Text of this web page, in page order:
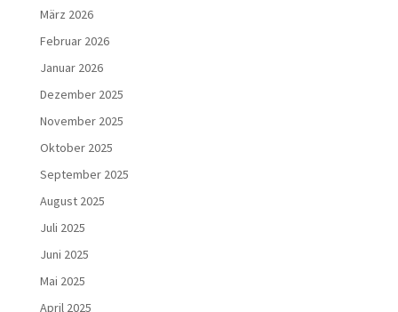
März 2026
Februar 2026
Januar 2026
Dezember 2025
November 2025
Oktober 2025
September 2025
August 2025
Juli 2025
Juni 2025
Mai 2025
April 2025